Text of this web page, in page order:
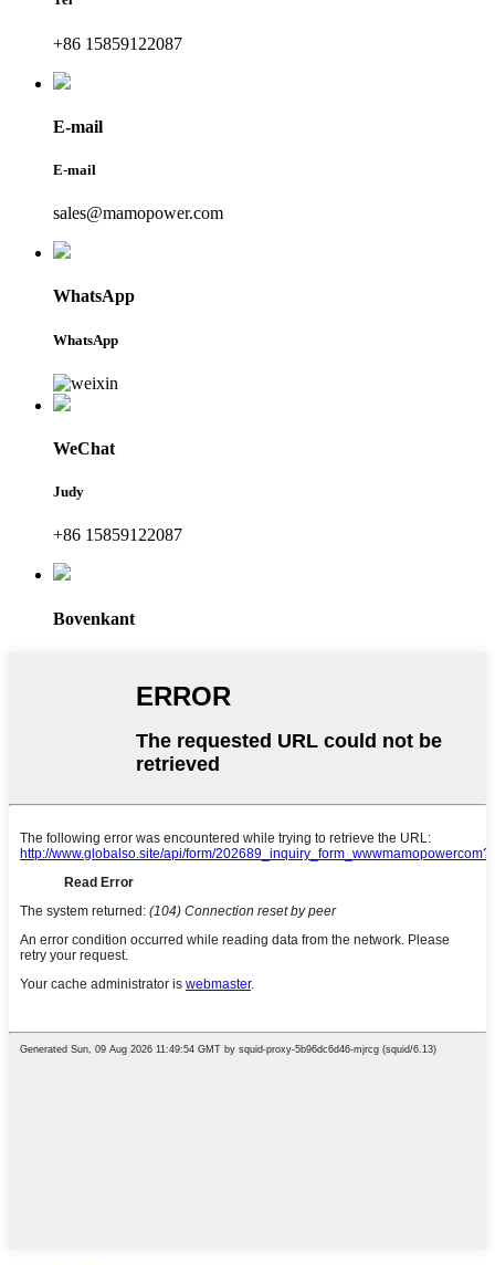
+86 15859122087
E-mail
E-mail
sales@mamopower.com
WhatsApp
WhatsApp
WeChat
Judy
+86 15859122087
Bovenkant